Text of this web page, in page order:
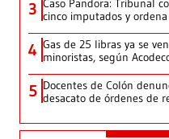
3 Caso Pandora: Tribunal
cinco imputados y
4 Gas de 25 libras ya se
minoristas, según
5 Docentes de Colón
desacato de órdenes de